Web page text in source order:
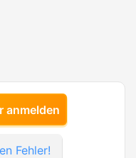
anmelden
Fehler!